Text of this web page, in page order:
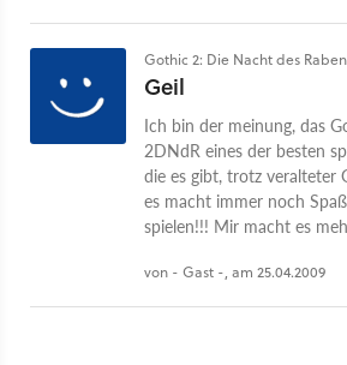
Gothic 2: Die Nacht des Raben
Geil
Ich bin der meinung, das
2DNdR eines der besten
die es gibt, trotz veralteter
es macht immer noch
spielen!!! Mir macht es
von - Gast -, am 25.04.2009